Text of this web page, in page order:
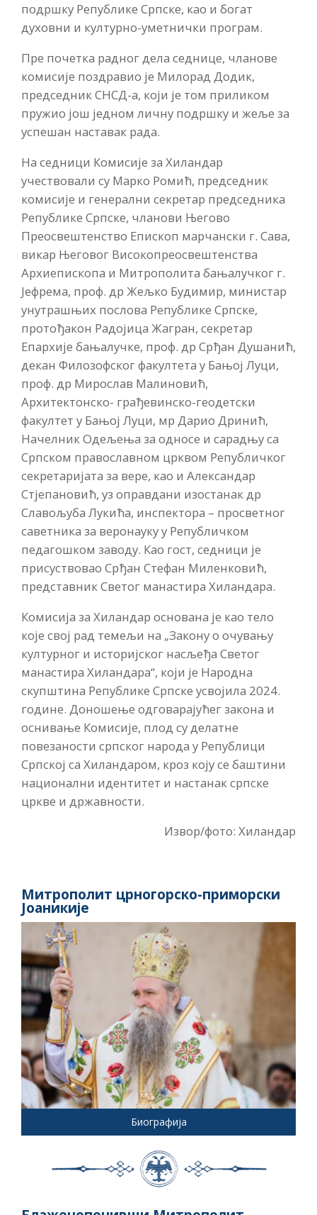
подршку Републике Српске, као и богат
духовни и културно-уметнички програм.
Пре почетка радног дела седнице, чланове
комисије поздравио је Милорад Додик,
председник СНСД-а, који је том приликом
пружио још једном личну подршку и жеље за
успешан наставак рада.
На седници Комисије за Хиландар
учествовали су Марко Ромић, председник
комисије и генерални секретар председника
Републике Српске, чланови Његово
Преосвештенство Епископ марчански г. Сава,
викар Његовог Високопреосвештенства
Архиепископа и Митрополита бањалучког г.
Јефрема, проф. др Жељко Будимир, министар
унутрашњих послова Републике Српске,
протођакон Радојица Жагран, секретар
Епархије бањалучке, проф. др Срђан Душанић,
декан Филозофског факултета у Бањој Луци,
проф. др Мирослав Малиновић,
Архитектонско- грађевинско-геодетски
факултет у Бањој Луци, мр Дарио Дринић,
Начелник Одељења за односе и сарадњу са
Српском православном црквом Републичког
секретаријата за вере, као и Александар
Стјепановић, уз оправдани изостанак др
Славољуба Лукића, инспектора – просветног
саветника за веронауку у Републичком
педагошком заводу. Као гост, седници је
присуствовао Срђан Стефан Миленковић,
представник Светог манастира Хиландара.
Комисија за Хиландар основана је као тело
које свој рад темељи на „Закону о очувању
културног и историјског насљеђа Светог
манастира Хиландара“, који је Народна
скупштина Републике Српске усвојила 2024.
године. Доношење одговарајућег закона и
оснивање Комисије, плод су делатне
повезаности српског народа у Републици
Српској са Хиландаром, кроз коју се баштини
национални идентитет и настанак српске
цркве и државности.
Извор/фото: Хиландар
Митрополит црногорско-приморски
Јоаникије
Биографија